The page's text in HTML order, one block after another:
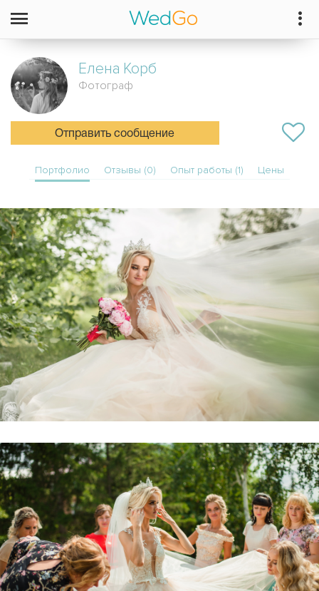
Елена Корб
Фотограф
Отправить сообщение
Портфолио Отзывы (0) Опыт работы (1) Цены